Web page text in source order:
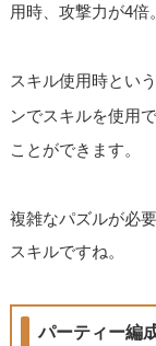
用時、攻撃力が4倍。
スキル使用時とい
ンでスキルを使用
ことができます。
複雑なパズルが必
スキルですね。
パーティー編